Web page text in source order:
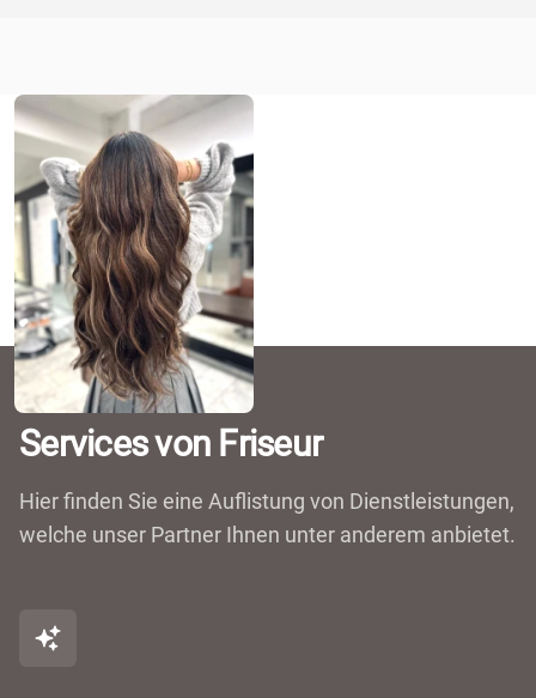
Services von Friseur
Hier finden Sie eine Auflistung von Dienstleistungen,
welche unser Partner Ihnen unter anderem anbietet.